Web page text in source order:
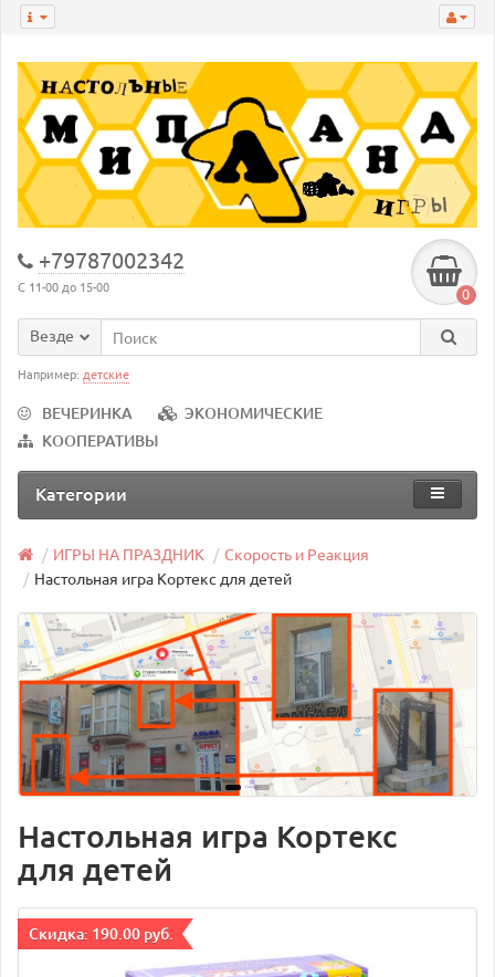
+79787002342
С 11-00 до 15-00 0
Везде
Например: детские
ВЕЧЕРИНКА
ЭКОНОМИЧЕСКИЕ
КООПЕРАТИВЫ
Категории
ИГРЫ НА ПРАЗДНИК
Скорость и Реакция
Настольная игра Кортекс для детей
Настольная игра Кортекс
для детей
Cкидка: 190.00 руб.